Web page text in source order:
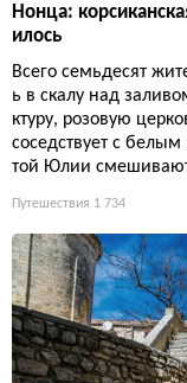
Нонца:
илось
Всего семьдесят
ь в скалу над
ктуру, розовую
соседствует с
той Юлии
Путешествия 1 734